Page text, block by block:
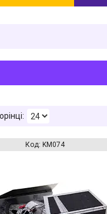
KM074